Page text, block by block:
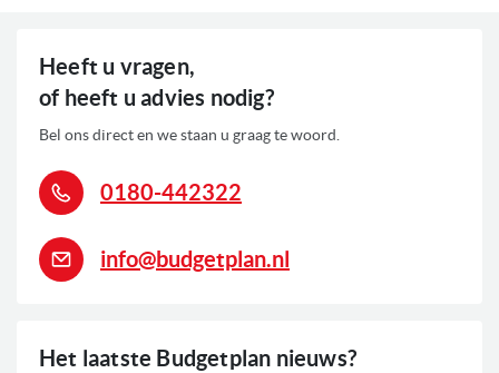
Het laatste Budgetplan nieuws?
Heeft u vragen,
of heeft u advies nodig?
Bel ons direct en we staan u graag te woord.
0180-442322
info@budgetplan.nl